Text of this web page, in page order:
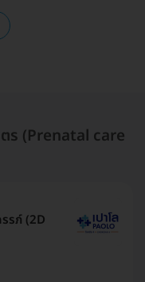
ร (Prenatal care
รภ์ (2D